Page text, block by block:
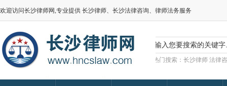
欢迎访问长沙律师网,专业提供 长沙律师、长沙法律咨询、律师法务服务
热门搜索：长沙律师 法律